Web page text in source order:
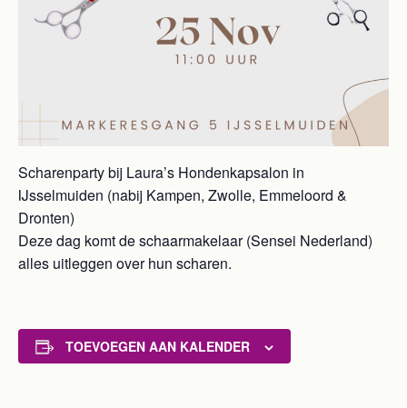
Scharenparty bij Laura’s Hondenkapsalon in
IJsselmuiden (nabij Kampen, Zwolle, Emmeloord &
Dronten)
Deze dag komt de schaarmakelaar (Sensei Nederland)
alles uitleggen over hun scharen.
TOEVOEGEN AAN KALENDER